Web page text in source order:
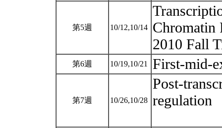
第5週 10/12,10/14
Chromatin
2010 Fall
第6週 10/19,10/21 First-mid-
第7週 10/26,10/28
Post-
regulation